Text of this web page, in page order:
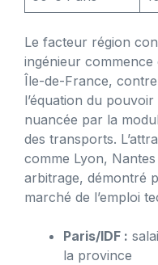
Le facteur région
ingénieur
Île-de-France,
l’équation du
nuancée par la
des transports.
comme Lyon,
arbitrage, démontré
marché de l’emploi
Paris/IDF :
la province